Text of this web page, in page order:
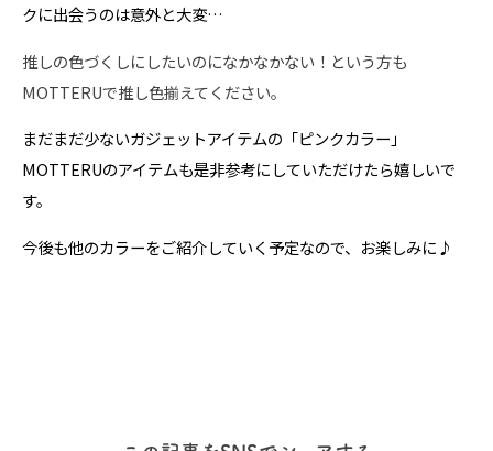
クに出会うのは意外と大変…
推しの色づくしにしたいのになかなかない！という方も
MOTTERUで推し色揃えてください。
まだまだ少ないガジェットアイテムの「ピンクカラー」
MOTTERUのアイテムも是非参考にしていただけたら嬉しいで
す。
今後も他のカラーをご紹介していく予定なので、お楽しみに♪